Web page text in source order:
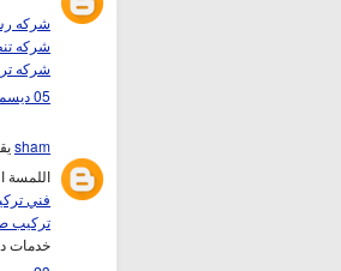
شركه
شركه
شركه
05 ديسمبر, 2020 21:34
sham
اللمسة
فني
تركيب
خدمات